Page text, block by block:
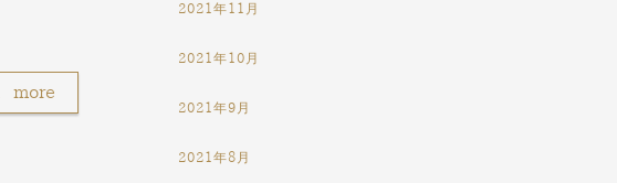
more
2021年11月
2021年10月
2021年9月
2021年8月